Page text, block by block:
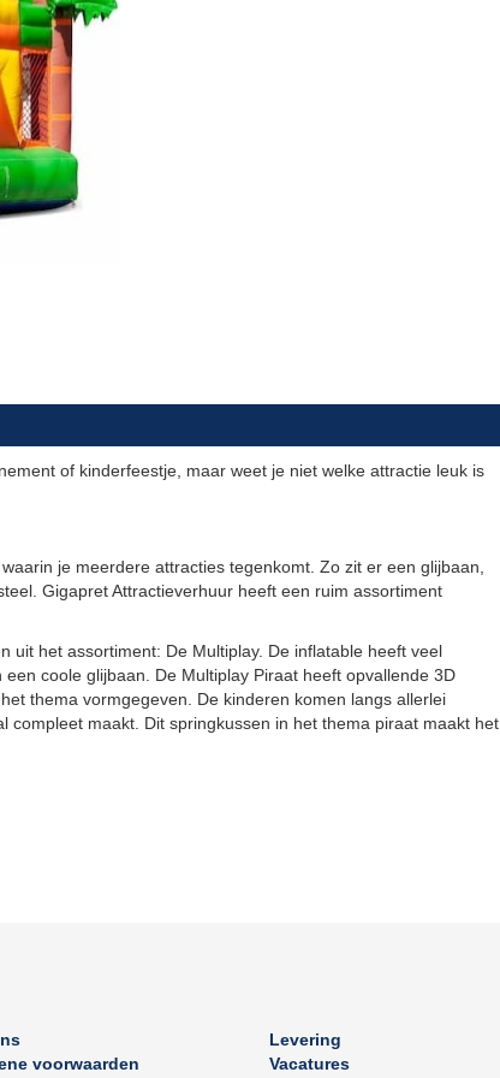
of kinderfeestje, maar weet je niet welke attractie leuk is
je meerdere attracties tegenkomt. Zo zit er een glijbaan,
Gigapret Attractieverhuur heeft een ruim assortiment
uit het assortiment: De Multiplay. De inflatable heeft veel
coole glijbaan. De Multiplay Piraat heeft opvallende 3D
thema vormgegeven. De kinderen komen langs allerlei
maakt. Dit springkussen in het thema piraat maakt het
voorwaarden
Levering
Vacatures